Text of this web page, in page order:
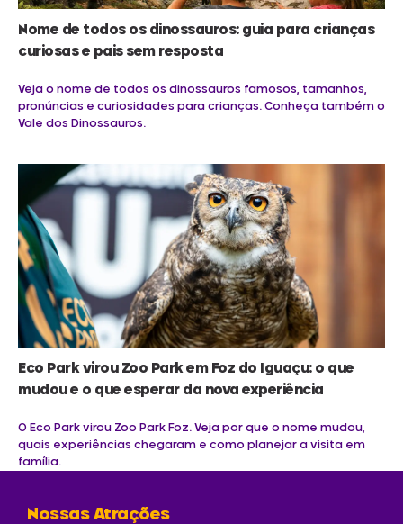
Nome de todos os dinossauros: guia para crianças
curiosas e pais sem resposta
Veja o nome de todos os dinossauros famosos, tamanhos,
pronúncias e curiosidades para crianças. Conheça também o
Vale dos Dinossauros.
Eco Park virou Zoo Park em Foz do Iguaçu: o que
mudou e o que esperar da nova experiência
O Eco Park virou Zoo Park Foz. Veja por que o nome mudou,
quais experiências chegaram e como planejar a visita em
família.
Nossas Atrações